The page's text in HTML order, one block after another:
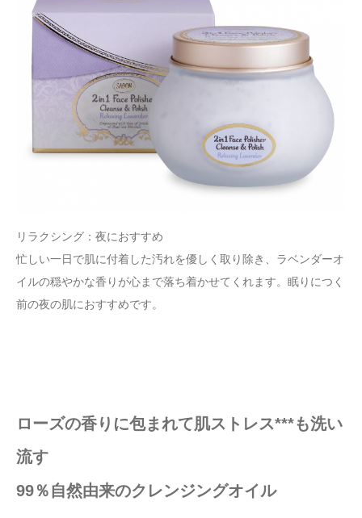
リラクシング：夜におすすめ
忙しい一日で肌に付着した汚れを優しく取り除き、ラベンダーオ
イルの穏やかな香りが心まで落ち着かせてくれます。眠りにつく
前の夜の肌におすすめです。
ローズの香りに包まれて肌ストレス***も洗い
流す
99％自然由来のクレンジングオイル